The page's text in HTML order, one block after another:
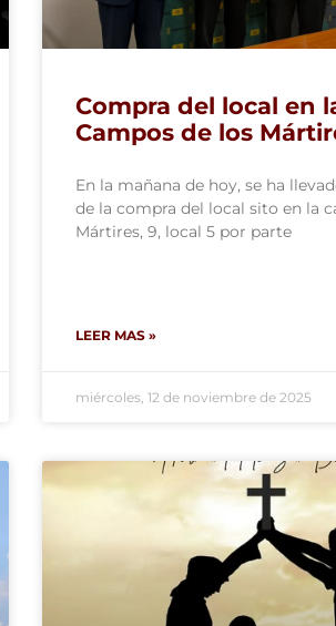
Compra del local en
Campos de los
En la mañana de hoy, se ha
de la compra del local sito en la
Mártires, 9, local 5 por parte
LEER MAS »
miércoles, 12 de noviembre de 2025